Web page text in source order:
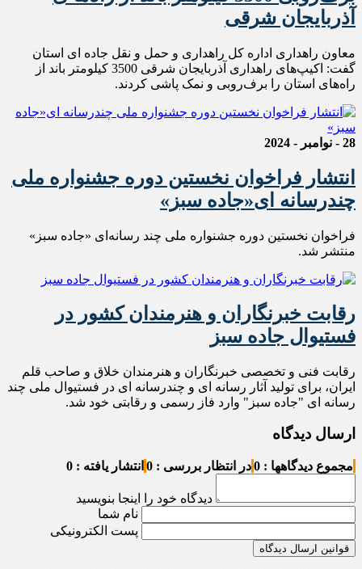
آذربايجان شرقی
معاون راهداری اداره کل راهداری و حمل و نقل جاده ای استان
گفت: اکیپ‌های راهداری آذربایجان شرقی 3500 کیلومتر باند از
راه‌های استان را برف‌روبی و نمک پاشی کردند.
28 - نوامبر - 2024
انتشار فراخوان نخستین دوره جشنواره ملی
چندرسانه ای«جاده سبز»
فراخوان نخستین دوره جشنواره ملی چند رسانه‌ای «جاده سبز»
منتشر شد.
رقابت خبرنگاران و هنرمندان کشور در
فستیوال جاده سبز
رقابت فنی و تخصصی خبرنگاران و هنرمندان خلاق و صاحب قلم
ایران، برای تولید آثار رسانه ای و چندرسانه ای در فستیوال ملی چند
رسانه ای "جاده سبز" وارد فاز رسمی و رقابتی خود شد.
ارسال دیدگاه
مجموع دیدگاهها : 0 در انتظار بررسی : 0 انتشار یافته : 0
دیدگاه خود را اینجا بنویسید
نام شما
پست الکترونیکی
قوانین ارسال دیدگاه